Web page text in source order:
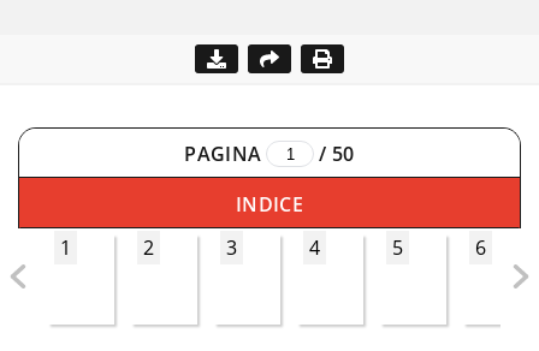
PAGINA / 50
INDICE
1
2 3 4 5 6